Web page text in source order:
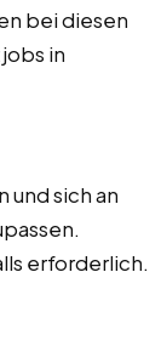
bei diesen
in
und sich an
erforderlich.